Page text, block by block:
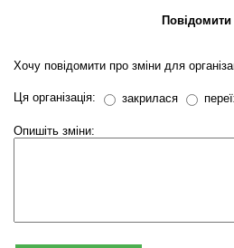
Хочу повідомити про зміни для
Ця організація: закрилася
Опишіть зміни: